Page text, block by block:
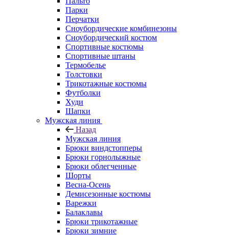
Парки
Перчатки
Сноубордические комбинезоны
Сноубордический костюм
Спортивные костюмы
Спортивные штаны
Термобелье
Толстовки
Трикотажные костюмы
Футболки
Худи
Шапки
Мужская линия
Назад
Мужская линия
Брюки виндстопперы
Брюки горнолыжные
Брюки облегченные
Шорты
Весна-Осень
Демисезонные костюмы
Варежки
Балаклавы
Брюки трикотажные
Брюки зимние